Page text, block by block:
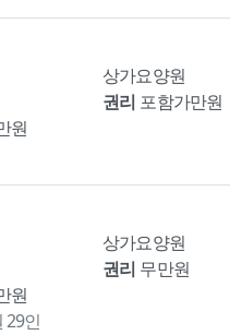
상가요양원
권리 포함가만원
원
상가요양원
권리 무만원
원
29인